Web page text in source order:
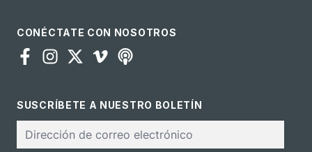
CONÉCTATE CON NOSOTROS
SUSCRÍBETE A NUESTRO BOLETÍN
electrónico